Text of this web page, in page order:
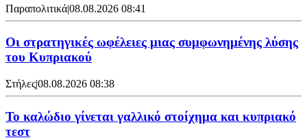
Παραπολιτικά|08.08.2026 08:41
Οι στρατηγικές ωφέλειες μιας συμφωνημένης λύσης
του Κυπριακού
Στήλες|08.08.2026 08:38
Το καλώδιο γίνεται γαλλικό στοίχημα και κυπριακό
τεστ